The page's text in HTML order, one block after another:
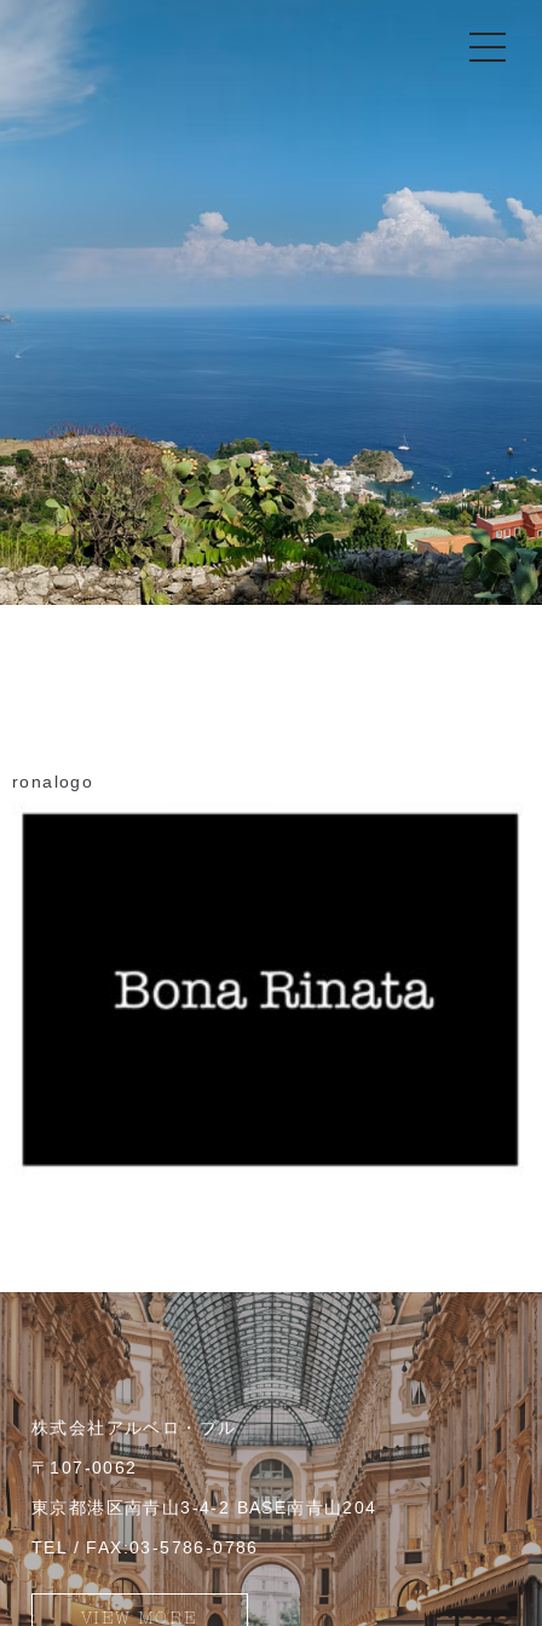
ronalogo
株式会社アルベロ・ブル
〒107-0062
東京都港区南青山3-4-2 BASE南青山204
TEL / FAX:03-5786-0786
VIEW MORE